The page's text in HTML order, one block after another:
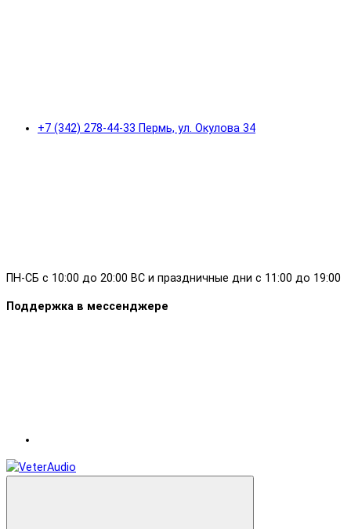
+7 (342) 278-44-33 Пермь, ул. Окулова 34
ПН-СБ с 10:00 до 20:00 ВС и праздничные дни с 11:00 до 19:00
Поддержка в мессенджере